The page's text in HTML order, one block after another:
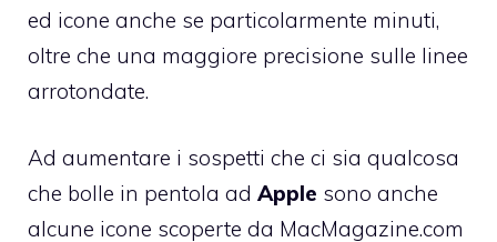
ed icone anche se particolarmente minuti,
oltre che una maggiore precisione sulle linee
arrotondate.
Ad aumentare i sospetti che ci sia qualcosa
che bolle in pentola ad Apple sono anche
alcune icone scoperte da MacMagazine.com